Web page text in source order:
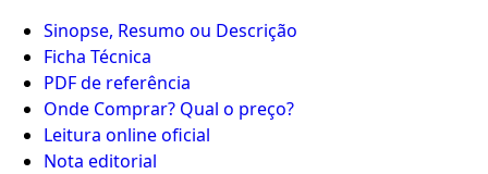
Sinopse, Resumo ou Descrição
Ficha Técnica
PDF de referência
Onde Comprar? Qual o preço?
Leitura online oficial
Nota editorial